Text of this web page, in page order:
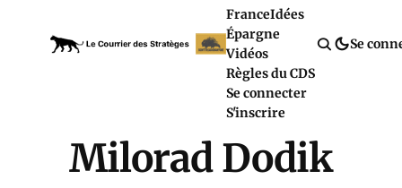
FranceIdées
Épargne
Vidéos
Règles du CDS
Se connecter
S'inscrire
Se
Milorad Dodik